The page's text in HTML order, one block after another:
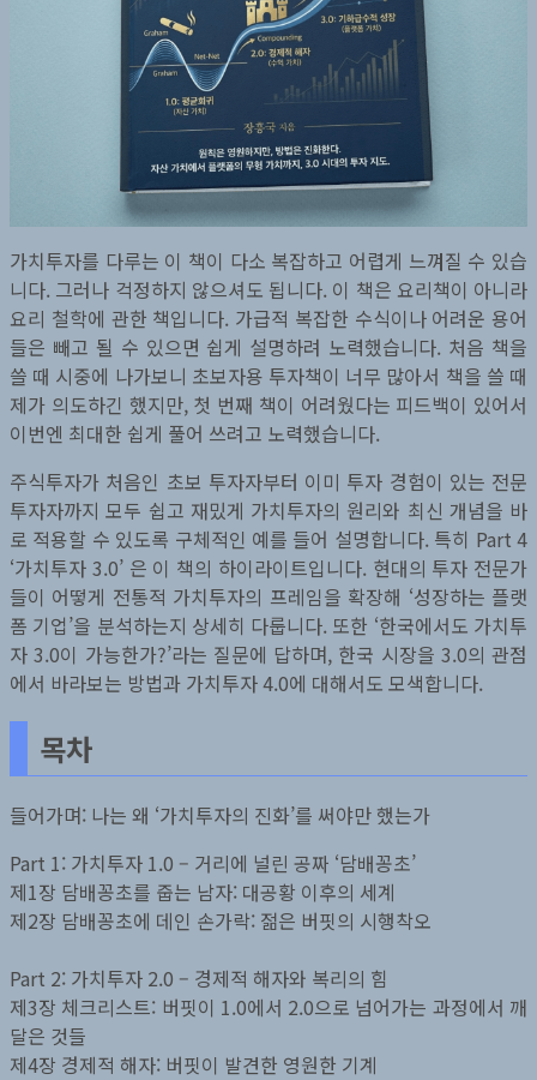
가치투자를 다루는 이 책이 다소 복잡하고 어렵게 느껴질 수 있습
니다. 그러나 걱정하지 않으셔도 됩니다. 이 책은 요리책이 아니라
요리 철학에 관한 책입니다. 가급적 복잡한 수식이나 어려운 용어
들은 빼고 될 수 있으면 쉽게 설명하려 노력했습니다. 처음 책을
쓸 때 시중에 나가보니 초보자용 투자책이 너무 많아서 책을 쓸 때
제가 의도하긴 했지만, 첫 번째 책이 어려웠다는 피드백이 있어서
이번엔 최대한 쉽게 풀어 쓰려고 노력했습니다.
주식투자가 처음인 초보 투자자부터 이미 투자 경험이 있는 전문
투자자까지 모두 쉽고 재밌게 가치투자의 원리와 최신 개념을 바
로 적용할 수 있도록 구체적인 예를 들어 설명합니다. 특히 Part 4
‘가치투자 3.0’ 은 이 책의 하이라이트입니다. 현대의 투자 전문가
들이 어떻게 전통적 가치투자의 프레임을 확장해 ‘성장하는 플랫
폼 기업’을 분석하는지 상세히 다룹니다. 또한 ‘한국에서도 가치투
자 3.0이 가능한가?’라는 질문에 답하며, 한국 시장을 3.0의 관점
에서 바라보는 방법과 가치투자 4.0에 대해서도 모색합니다.
목차
들어가며: 나는 왜 ‘가치투자의 진화’를 써야만 했는가
Part 1: 가치투자 1.0 – 거리에 널린 공짜 ‘담배꽁초’
제1장 담배꽁초를 줍는 남자: 대공황 이후의 세계
제2장 담배꽁초에 데인 손가락: 젊은 버핏의 시행착오
Part 2: 가치투자 2.0 – 경제적 해자와 복리의 힘
제3장 체크리스트: 버핏이 1.0에서 2.0으로 넘어가는 과정에서 깨
달은 것들
제4장 경제적 해자: 버핏이 발견한 영원한 기계